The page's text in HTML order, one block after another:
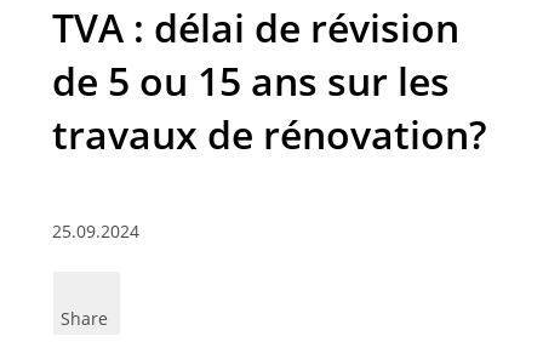
TVA : délai de révision
de 5 ou 15 ans sur les
travaux de rénovation?
25.09.2024
Share